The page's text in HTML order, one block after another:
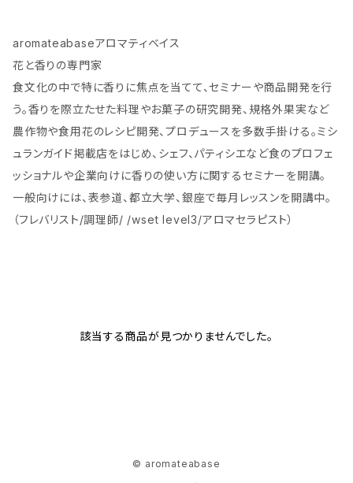
aromateabaseアロマティベイス
花と香りの専門家
食文化の中で特に香りに焦点を当てて、セミナーや商品開発を行
う。香りを際立たせた料理やお菓子の研究開発、規格外果実など
農作物や食用花のレシピ開発、プロデュースを多数手掛ける。ミシ
ュランガイド掲載店をはじめ、シェフ、パティシエなど食のプロフェ
ッショナルや企業向けに香りの使い方に関するセミナーを開講。
一般向けには、表参道、都立大学、銀座で毎月レッスンを開講中。
（フレバリスト/調理師/ /wset level3/アロマセラピスト）
該当する商品が見つかりませんでした。
© aromateabase